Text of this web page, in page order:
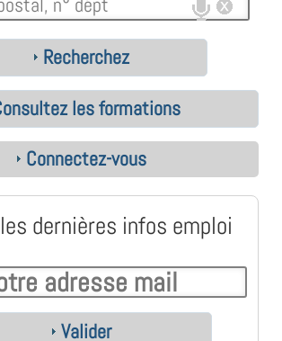
Recherchez
les formations
Connectez-vous
dernières infos emploi
Valider